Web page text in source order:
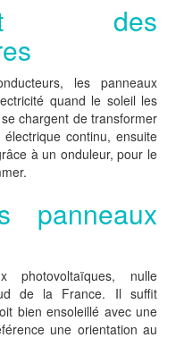
des
les panneaux
quand le soleil les
chargent de transformer
continu, ensuite
à un onduleur, pour le
panneaux
photovoltaïques, nulle
de la France. Il suffit
bien ensoleillé avec une
une orientation au